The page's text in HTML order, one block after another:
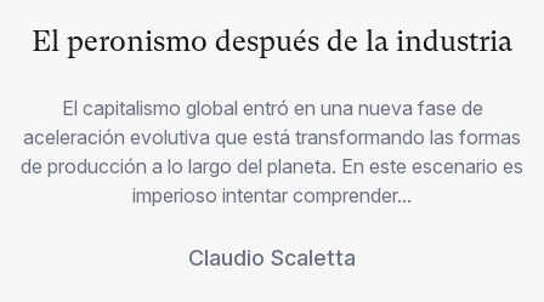
El peronismo después de la industria
El capitalismo global entró en una nueva fase de
aceleración evolutiva que está transformando las formas
de producción a lo largo del planeta. En este escenario es
imperioso intentar comprender...
Claudio Scaletta